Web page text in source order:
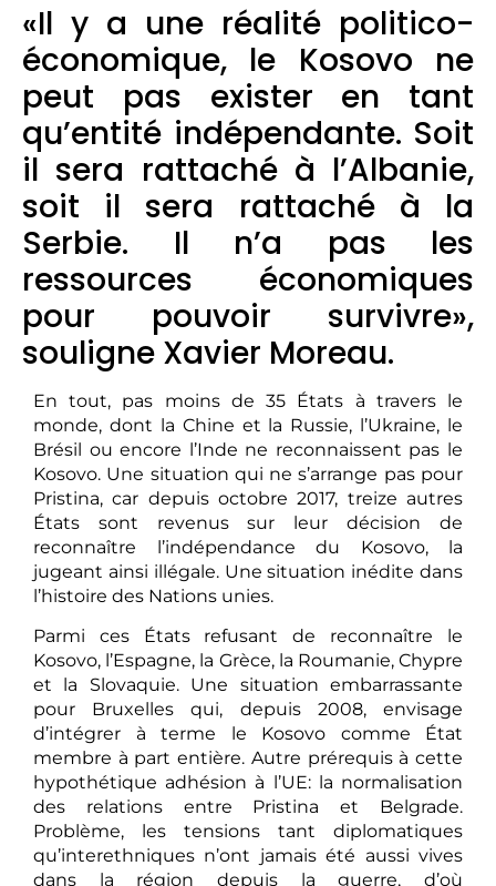
«Il y a une réalité politico-
économique, le Kosovo ne
peut pas exister en tant
qu’entité indépendante. Soit
il sera rattaché à l’Albanie,
soit il sera rattaché à la
Serbie. Il n’a pas les
ressources économiques
pour pouvoir survivre»,
souligne Xavier Moreau.
En tout, pas moins de 35 États à travers le
monde, dont la Chine et la Russie, l’Ukraine, le
Brésil ou encore l’Inde ne reconnaissent pas le
Kosovo. Une situation qui ne s’arrange pas pour
Pristina, car depuis octobre 2017, treize autres
États sont revenus sur leur décision de
reconnaître l’indépendance du Kosovo, la
jugeant ainsi illégale. Une situation inédite dans
l’histoire des Nations unies.
Parmi ces États refusant de reconnaître le
Kosovo, l’Espagne, la Grèce, la Roumanie, Chypre
et la Slovaquie. Une situation embarrassante
pour Bruxelles qui, depuis 2008, envisage
d’intégrer à terme le Kosovo comme État
membre à part entière. Autre prérequis à cette
hypothétique adhésion à l’UE: la normalisation
des relations entre Pristina et Belgrade.
Problème, les tensions tant diplomatiques
qu’interethniques n’ont jamais été aussi vives
dans la région depuis la guerre, d’où